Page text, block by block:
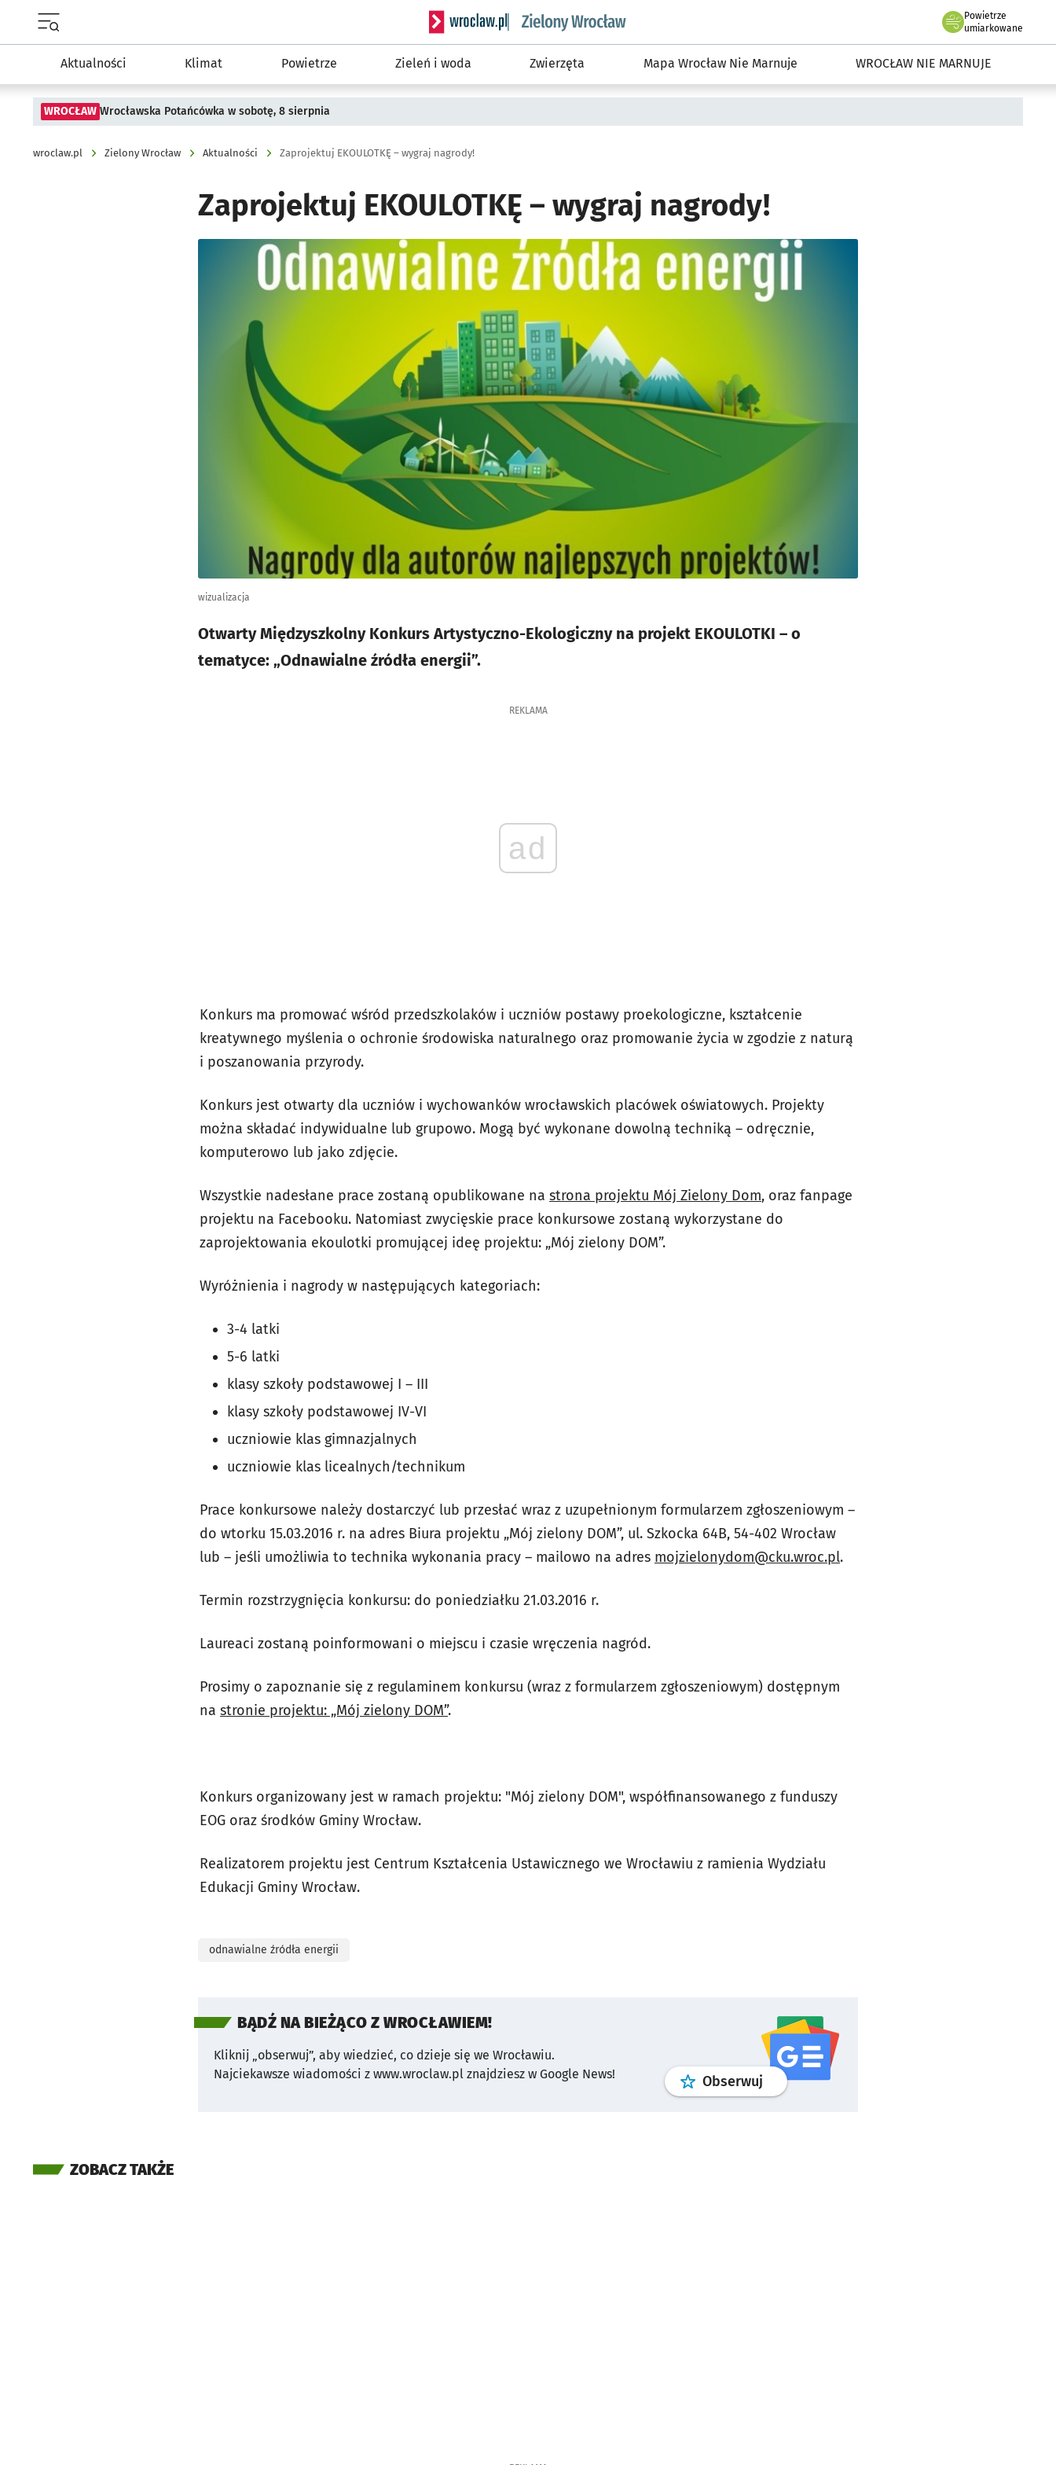
Serwis informacyjny wroclaw.pl podserwis: Środowisko we Wrocławiu
Powietrze
we Wrocławiu
umiarkowane
Aktualności Klimat Powietrze Zieleń i woda Zwierzęta Mapa Wrocław Nie Marnuje WROCŁAW NIE MARNUJE
WROCŁAW Wrocławska Potańcówka w sobotę, 8 sierpnia
wroclaw.pl Zielony Wrocław Aktualności Zaprojektuj EKOULOTKĘ – wygraj nagrody!
Zaprojektuj EKOULOTKĘ – wygraj nagrody!
Kliknij, aby powiększyć
wizualizacja
Otwarty Międzyszkolny Konkurs Artystyczno-Ekologiczny na projekt EKOULOTKI – o
tematyce: „Odnawialne źródła energii”.
REKLAMA
ad
Konkurs ma promować wśród przedszkolaków i uczniów postawy proekologiczne, kształcenie
kreatywnego myślenia o ochronie środowiska naturalnego oraz promowanie życia w zgodzie z naturą
i poszanowania przyrody.
Konkurs jest otwarty dla uczniów i wychowanków wrocławskich placówek oświatowych. Projekty
można składać indywidualne lub grupowo. Mogą być wykonane dowolną techniką – odręcznie,
komputerowo lub jako zdjęcie.
Wszystkie nadesłane prace zostaną opublikowane na strona projektu Mój Zielony Dom, oraz fanpage
projektu na Facebooku. Natomiast zwycięskie prace konkursowe zostaną wykorzystane do
zaprojektowania ekoulotki promującej ideę projektu: „Mój zielony DOM”.
Wyróżnienia i nagrody w następujących kategoriach:
3-4 latki
5-6 latki
klasy szkoły podstawowej I – III
klasy szkoły podstawowej IV-VI
uczniowie klas gimnazjalnych
uczniowie klas licealnych/technikum
Prace konkursowe należy dostarczyć lub przesłać wraz z uzupełnionym formularzem zgłoszeniowym –
do wtorku 15.03.2016 r. na adres Biura projektu „Mój zielony DOM”, ul. Szkocka 64B, 54-402 Wrocław
lub – jeśli umożliwia to technika wykonania pracy – mailowo na adres mojzielonydom@cku.wroc.pl.
Termin rozstrzygnięcia konkursu: do poniedziałku 21.03.2016 r.
Laureaci zostaną poinformowani o miejscu i czasie wręczenia nagród.
Prosimy o zapoznanie się z regulaminem konkursu (wraz z formularzem zgłoszeniowym) dostępnym
na stronie projektu: „Mój zielony DOM”.
Konkurs organizowany jest w ramach projektu: "Mój zielony DOM", współfinansowanego z funduszy
EOG oraz środków Gminy Wrocław.
Realizatorem projektu jest Centrum Kształcenia Ustawicznego we Wrocławiu z ramienia Wydziału
Edukacji Gminy Wrocław.
odnawialne źródła energii
BĄDŹ NA BIEŻĄCO Z WROCŁAWIEM!
Kliknij „obserwuj”, aby wiedzieć, co dzieje się we Wrocławiu.
Najciekawsze wiadomości z www.wroclaw.pl znajdziesz w Google News!
Obserwuj profilgoogle news
ZOBACZ TAKŻE